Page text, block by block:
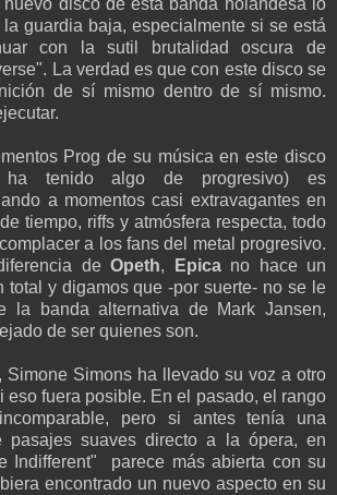
disco de esta banda holandesa lo
guardia baja, especialmente si se está
con la sutil brutalidad oscura de
La verdad es que con este disco se
de sí mismo dentro de sí mismo.
Prog de su música en este disco
ha tenido algo de progresivo) es
a momentos casi extravagantes en
tiempo, riffs y atmósfera respecta, todo
a los fans del metal progresivo.
deOpeth, Epicano hace un
total y digamos que -por suerte- no se le
la banda alternativa de Mark Jansen,
de ser quienes son.
Simone Simons ha llevado su voz a otro
eso fuera posible. En el pasado, el rango
pero si antes tenía una
pasajes suaves directo a la ópera, en
Indifferent" parece más abierta con su
encontrado un nuevo aspecto en su